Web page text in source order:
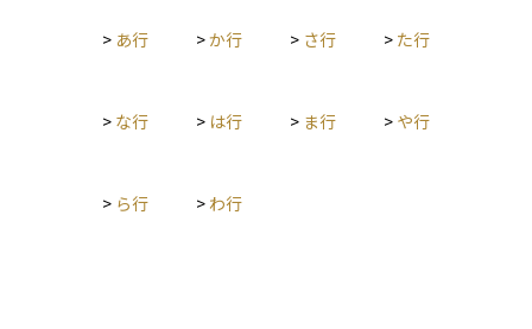
重要な柱となる年金です。
> あ行 >か行 > さ行 > た行
> な行 > は行 > ま行 > や行
> ら行 > わ行